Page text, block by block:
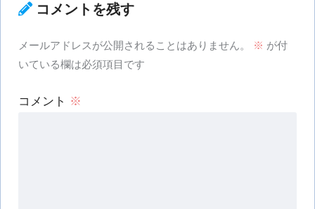
コメントを残す
メールアドレスが公開されることはありません。 ※ が付
いている欄は必須項目です
コメント ※